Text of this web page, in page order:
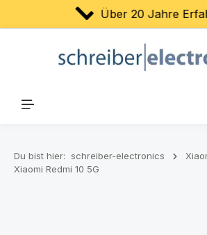
Zum Hauptinhalt springenÜber 20 Jahre
Du bist hier: schreiber-electronics
Xiaomi Redmi 10 5G